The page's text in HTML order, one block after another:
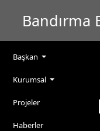
Bandırma
Başkan
Kurumsal
Projeler
Haberler